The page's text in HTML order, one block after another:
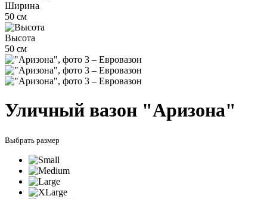
Ширина
50 см
Высота
50 см
Уличный вазон "Аризона"
Выбрать размер